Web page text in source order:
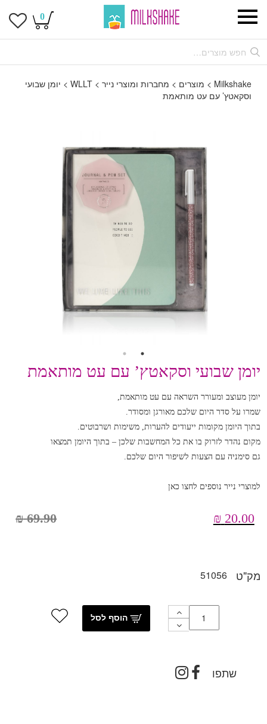
0
Milkshake
> מוצרים > מחברות ומוצרי נייר >
WLLT
> יומן שבועי
וסקאטץ’ עם עט מותאמת
יומן שבועי וסקאטץ’ עם עט מותאמת
יומן מעוצב ומעורר השראה עם עט מותאמת,
שמרו על סדר היום שלכם מאורגן ומסודר.
בתוך היומן מקומות ייעודים להערות, משימות ושרבוטים.
מקום נהדר לזרוק בו את כל המחשבות שלכן – בתוך היומן תמצאו
גם סימניה עם הצעות לשיפור היום שלכם.
למוצרי נייר נוספים לחצו כאן
20.00
₪
69.90
₪
מק"ט 51056
שתפו